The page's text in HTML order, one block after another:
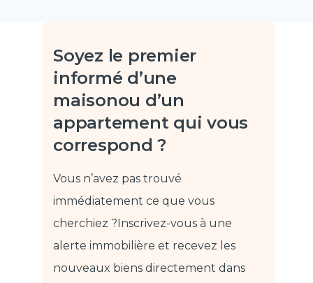
Soyez le premier
informé d’une
maisonou d’un
appartement qui vous
correspond ?
Vous n’avez pas trouvé
immédiatement ce que vous
cherchiez ? Inscrivez-vous à une
alerte immobilière et recevez les
nouveaux biens directement dans